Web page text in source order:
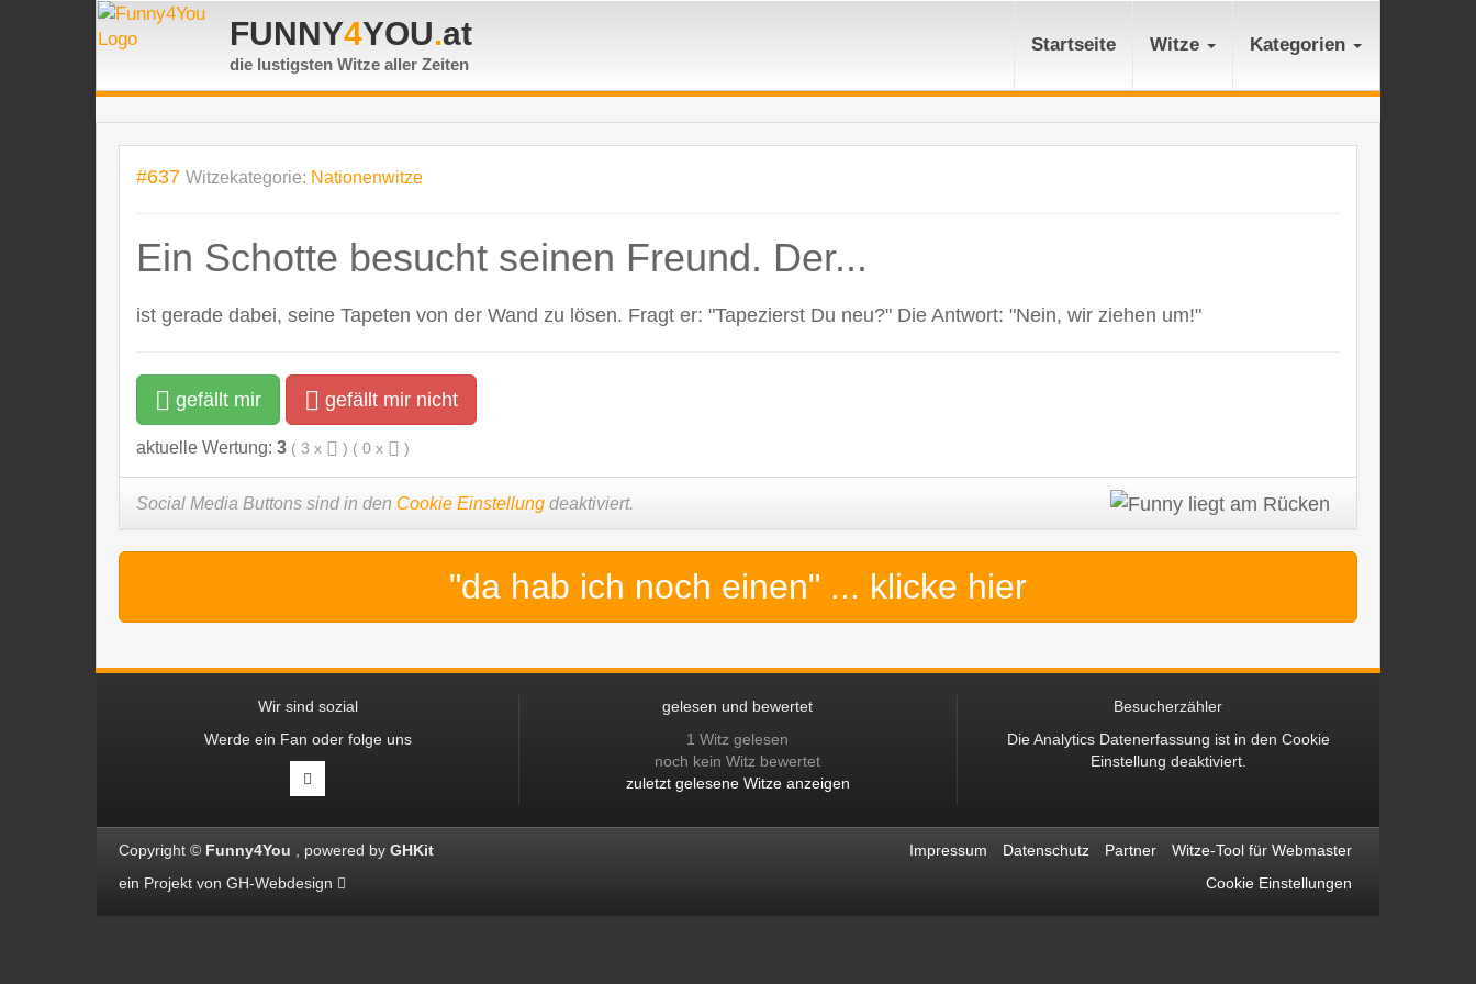
FUNNY4YOU.at
die lustigsten Witze aller Zeiten
Startseite Witze Kategorien
#637 Witzekategorie: Nationenwitze
Ein Schotte besucht seinen Freund. Der...
ist gerade dabei, seine Tapeten von der Wand zu lösen. Fragt er: "Tapezierst Du neu?" Die Antwort: "Nein, wir ziehen um!"
gefällt mir gefällt mir nicht
aktuelle Wertung: 3 ( 3 x ) ( 0 x )
Social Media Buttons sind in den Cookie Einstellung deaktiviert.
"da hab ich noch einen" ... klicke hier
Wir sind sozial
Werde ein Fan oder folge uns
gelesen und bewertet
1 Witz gelesen
noch kein Witz bewertet
zuletzt gelesene Witze anzeigen
Besucherzähler
Die Analytics Datenerfassung ist in den Cookie
Einstellung deaktiviert.
Copyright © Funny4You powered by GHKit
ein Projekt von GH-Webdesign
Impressum Datenschutz Partner
Witze-Tool für Webmaster
Cookie Einstellungen